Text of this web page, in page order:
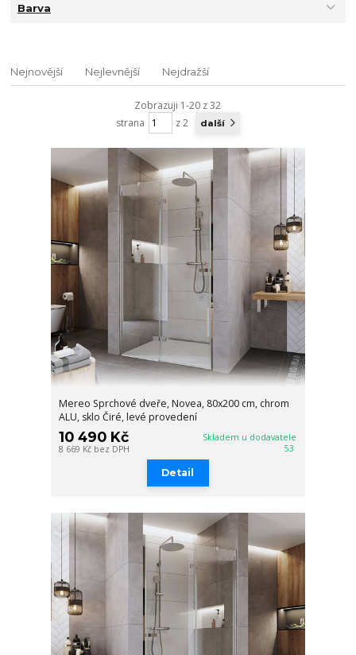
Barva
Nejnovější Nejlevnější Nejdražší
Zobrazuji 1-20 z 32
strana
z 2 další
Mereo Sprchové dveře, Novea, 80x200 cm, chrom
ALU, sklo Čiré, levé provedení
10 490 Kč
8 669 Kč bez DPH
Skladem u dodavatele
53
Detail